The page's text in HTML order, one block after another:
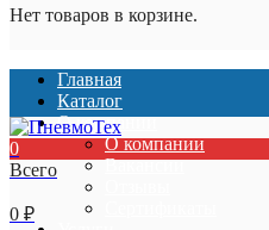
Нет товаров в корзине.
Главная
Каталог
О компании
О компании
Вакансии
0
Всего
0 ₽